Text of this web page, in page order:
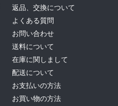
返品、交換について
よくある質問
お問い合わせ
送料について
在庫に関しまして
配送について
お支払いの方法
お買い物の方法